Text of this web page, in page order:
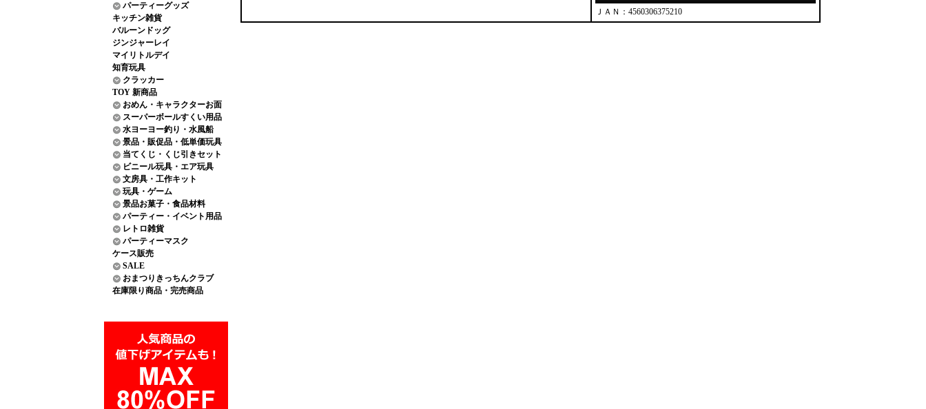
パーティーグッズ
キッチン雑貨
バルーンドッグ
ジンジャーレイ
マイリトルデイ
知育玩具
クラッカー
TOY 新商品
おめん・キャラクターお面
スーパーボールすくい用品
水ヨーヨー釣り・水風船
景品・販促品・低単価玩具
当てくじ・くじ引きセット
ビニール玩具・エア玩具
文房具・工作キット
玩具・ゲーム
景品お菓子・食品材料
パーティー・イベント用品
レトロ雑貨
パーティーマスク
ケース販売
SALE
おまつりきっちんクラブ
在庫限り商品・完売商品
ＪＡＮ：4560306375210